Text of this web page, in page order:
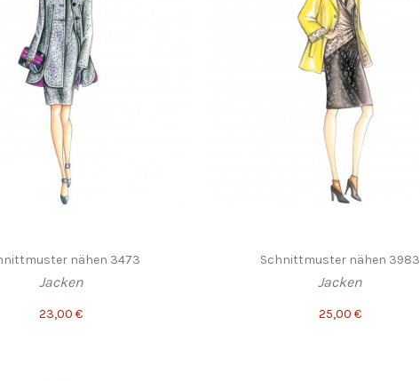
nähen 3473
Jacken
23,00 €
Schnittmuster nähen 3983
Jacken
25,00 €